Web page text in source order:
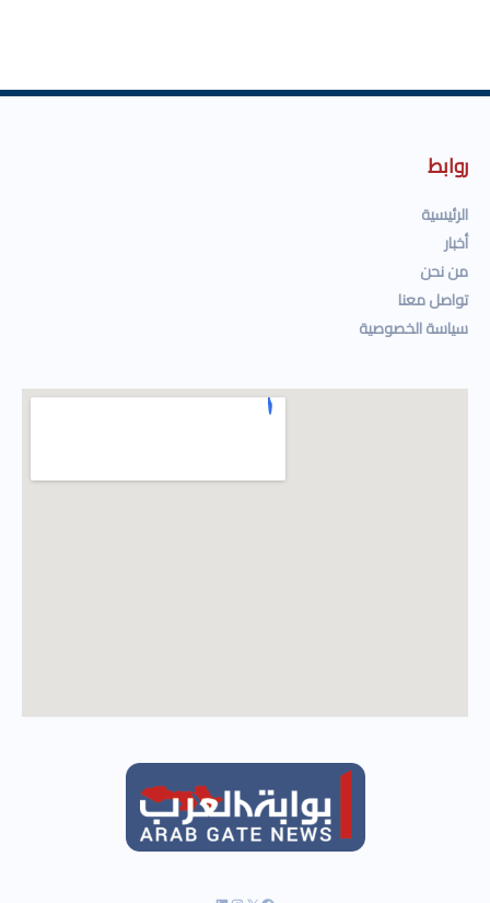
روابط
الرئيسية
أخبار
من نحن
تواصل معنا
سياسة الخصوصية